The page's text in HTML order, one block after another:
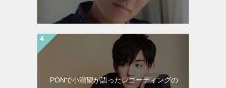
PONで小瀧望が語ったレコーディングの